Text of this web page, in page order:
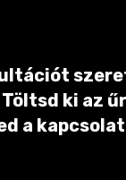
ki az
a